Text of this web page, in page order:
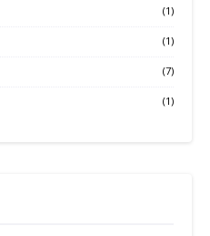
(1)
(1)
(7)
(1)